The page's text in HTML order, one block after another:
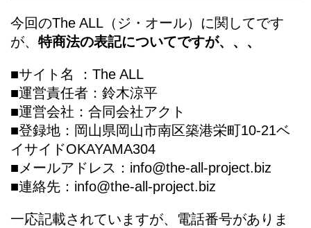
今回のThe ALL（ジ・オール） に関してです
が、 特商法の表記についてですが、、、
■サイト名 ：The ALL
■運営責任者：鈴木涼平
■運営会社：合同会社アクト
■登録地：岡山県岡山市南区築港栄町10-21ベ
イサイドOKAYAMA304
■メールアドレス：info@the-all-project.biz
■連絡先：info@the-all-project.biz
一応記載されていますが、電話番号がありま